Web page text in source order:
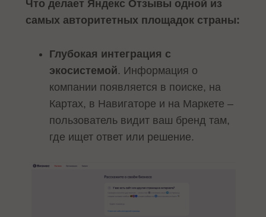
Что делает Яндекс Отзывы одной из
самых авторитетных площадок страны:
Глубокая интеграция с
экосистемой. Информация о
компании появляется в поиске, на
Картах, в Навигаторе и на Маркете –
пользователь видит ваш бренд там,
где ищет ответ или решение.